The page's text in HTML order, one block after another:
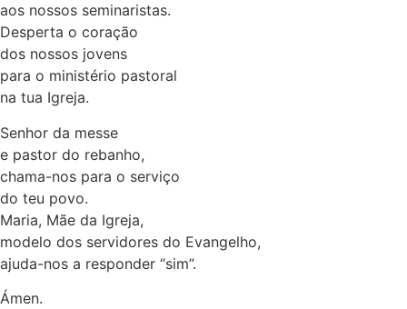
aos nossos seminaristas.
Desperta o coração
dos nossos jovens
para o ministério pastoral
na tua Igreja.
Senhor da messe
e pastor do rebanho,
chama-nos para o serviço
do teu povo.
Maria, Mãe da Igreja,
modelo dos servidores do Evangelho,
ajuda-nos a responder “sim”.
Ámen.